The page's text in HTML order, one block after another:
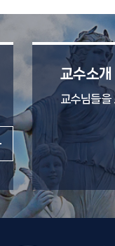
교수소개
교수님들을